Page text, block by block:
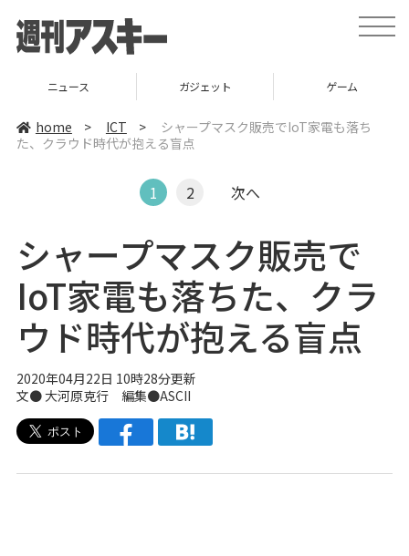
t
o
ニュース ガジェット ゲーム
home > ICT >
シャープマスク販売でIoT家電も落ち
た、クラウド時代が抱える盲点
1 2 次へ
シャープマスク販売で
IoT家電も落ちた、クラ
ウド時代が抱える盲点
2020年04月22日 10時28分更新
文● 大河原克行 編集●ASCII